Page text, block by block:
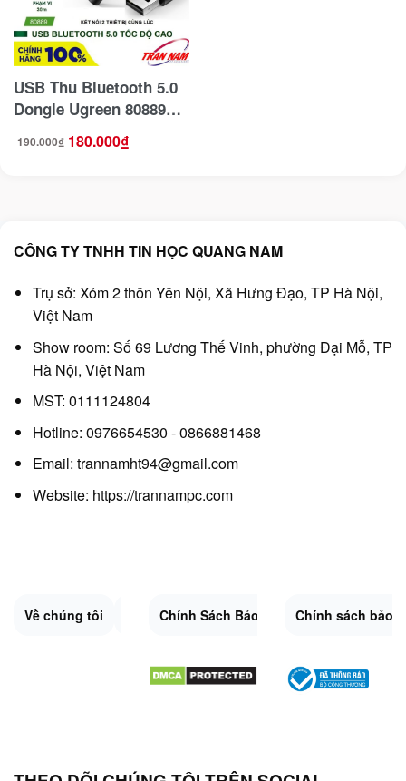
USB Thu Bluetooth 5.0
Dongle Ugreen 80889
Hỗ trợ Nintendo Switch/
PS4
190.000₫
Giá
gốc 180.000₫
Giá
hiện
CÔNG TY TNHH TIN HỌC QUANG NAM
Trụ sở: Xóm 2 thôn Yên Nội, Xã Hưng Đạo, TP Hà Nội,
Việt Nam
Show room: Số 69 Lương Thế Vinh, phường Đại Mỗ, TP
Hà Nội, Việt Nam
MST: 0111124804
Hotline: 0976654530 - 0866881468
Email: trannamht94@gmail.com
Website: https://trannampc.com
Về chúng tôi Liên Hệ Quy Định Chung Sitemap.XML
Chính Sách Bảo Mật Đổi trả và hoàn
Chính sách bảo